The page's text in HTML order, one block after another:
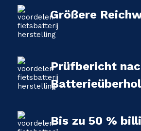
Größere
Prüfbericht
Bis zu 50 %